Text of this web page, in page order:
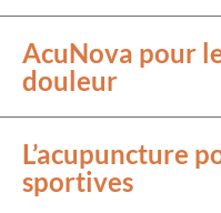
AcuNova pour
douleur
L’acupuncture
sportives